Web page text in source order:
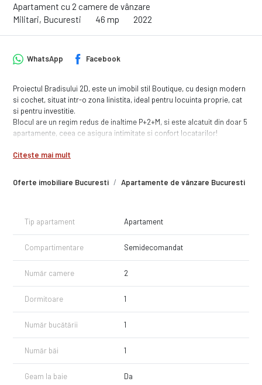
Apartament cu 2 camere de vânzare
Militari, Bucuresti
46 mp 2022
Oferte imobiliare Bucuresti Apartamente de vânzare Bucuresti
WhatsApp Facebook
Proiectul Bradisului 2D, este un imobil stil Boutique, cu design modern
si cochet, situat intr-o zona linistita, ideal pentru locuinta proprie, cat
si pentru investitie.
Blocul are un regim redus de inaltime P+2+M, si este alcatuit din doar 5
apartamente, ceea ce asigura intimitate si confort locatarilor!
Citește mai mult
Tip apartament Apartament
Compartimentare Semidecomandat
Număr camere 2
Dormitoare 1
Număr bucătării 1
Număr băi 1
Geam la baie Da